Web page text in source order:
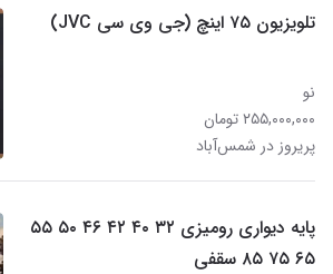
تلویزیون ۷۵ اینچ (جی وی سی JVC)
نو
۲۵۵,۰۰۰,۰۰۰ تومان
پریروز در شمس‌آباد
پایه دیواری رومیزی ۳۲ ۴۰ ۴۲ ۴۶ ۵۰ ۵۵
۶۵ ۷۵ ۸۵ سقفی